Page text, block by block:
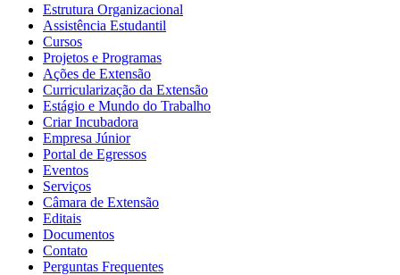
Estrutura Organizacional
Assistência Estudantil
Cursos
Projetos e Programas
Ações de Extensão
Curricularização da Extensão
Estágio e Mundo do Trabalho
Criar Incubadora
Empresa Júnior
Portal de Egressos
Eventos
Serviços
Câmara de Extensão
Editais
Documentos
Contato
Perguntas Frequentes